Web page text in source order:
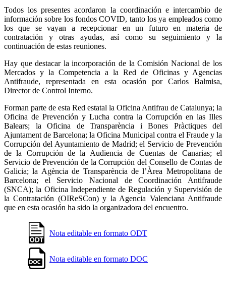
Todos los presentes acordaron la coordinación e intercambio de
información sobre los fondos COVID, tanto los ya empleados como
los que se vayan a recepcionar en un futuro en materia de
contratación y otras ayudas, así como su seguimiento y la
continuación de estas reuniones.
Hay que destacar la incorporación de la Comisión Nacional de los
Mercados y la Competencia a la Red de Oficinas y Agencias
Antifraude, representada en esta ocasión por Carlos Balmisa,
Director de Control Interno.
Forman parte de esta Red estatal la Oficina Antifrau de Catalunya; la
Oficina de Prevención y Lucha contra la Corrupción en las Illes
Balears; la Oficina de Transparència i Bones Pràctiques del
Ajuntament de Barcelona; la Oficina Municipal contra el Fraude y la
Corrupción del Ayuntamiento de Madrid; el Servicio de Prevención
de la Corrupción de la Audiencia de Cuentas de Canarias; el
Servicio de Prevención de la Corrupción del Consello de Contas de
Galicia; la Agència de Transparència de l’Àrea Metropolitana de
Barcelona; el Servicio Nacional de Coordinación Antifraude
(SNCA); la Oficina Independiente de Regulación y Supervisión de
la Contratación (OIReSCon) y la Agencia Valenciana Antifraude
que en esta ocasión ha sido la organizadora del encuentro.
Nota editable en formato ODT
Nota editable en formato DOC